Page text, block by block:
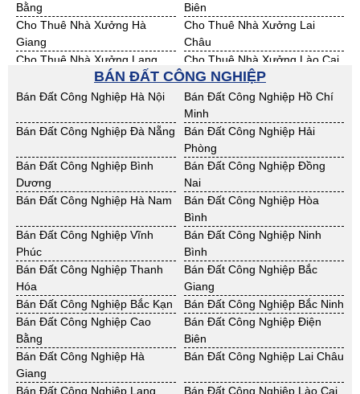
Bằng
Biên
Cho Thuê Nhà Xưởng Hà
Giang
Cho Thuê Nhà Xưởng Lai
Châu
Cho Thuê Nhà Xưởng Lạng
Cho Thuê Nhà Xưởng Lào Cai
Cho Thuê Nhà Xưởng Nam
Cho Thuê Nhà Xưởng Phú Thọ
Cho Thuê Nhà Xưởng Sơn La
Cho Thuê Nhà Xưởng Thái
Bình
Cho Thuê Nhà Xưởng Thái
Nguyên
Cho Thuê Nhà Xưởng Tuyên
Quang
Cho Thuê Nhà Xưởng Yên Bái
Cho Thuê Nhà Xưởng Thừa T.
Huế
Cho Thuê Nhà Xưởng Khánh
Hoà
Cho Thuê Nhà Xưởng Lâm
Đồng
Cho Thuê Nhà Xưởng Bình
Định
Cho Thuê Nhà Xưởng Bình
Thuận
Cho Thuê Nhà Xưởng Đăk
Nông
Cho Thuê Nhà Xưởng ĐắkLắk
Cho Thuê Nhà Xưởng Gia Lai
Cho Thuê Nhà Xưởng Hà Tĩnh
Cho Thuê Nhà Xưởng Kon
Tum
Cho Thuê Nhà Xưởng Nghệ An
Cho Thuê Nhà Xưởng Ninh
Cho Thuê Nhà Xưởng Phú Yên
BÁN ĐẤT CÔNG NGHIỆP
Bán Đất Công Nghiệp Hà Nội
Bán Đất Công Nghiệp Hồ Chí
Minh
Bán Đất Công Nghiệp Đà Nẵng
Bán Đất Công Nghiệp Hải
Phòng
Bán Đất Công Nghiệp Bình
Dương
Bán Đất Công Nghiệp Đồng
Nai
Bán Đất Công Nghiệp Hà Nam
Bán Đất Công Nghiệp Hòa
Bình
Bán Đất Công Nghiệp Vĩnh
Phúc
Bán Đất Công Nghiệp Ninh
Bình
Bán Đất Công Nghiệp Thanh
Hóa
Bán Đất Công Nghiệp Bắc
Giang
Bán Đất Công Nghiệp Bắc Kạn
Bán Đất Công Nghiệp Bắc Ninh
Bán Đất Công Nghiệp Cao
Bằng
Bán Đất Công Nghiệp Điện
Biên
Bán Đất Công Nghiệp Hà
Giang
Bán Đất Công Nghiệp Lai Châu
Bán Đất Công Nghiệp Lạng
Bán Đất Công Nghiệp Lào Cai